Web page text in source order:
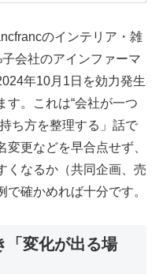
のインテリア・雑
会社のアインファーマ
年10月1日を効力発生
す。これは“会社が一つ
ち方を整理する」話で
更などを早合点せず、
くなるか（共同企画、売
確かめれば十分です。
「変化が出る場